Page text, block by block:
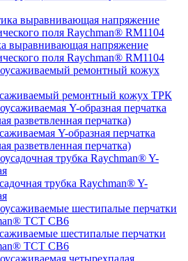
выравнивающая напряжение
поля Raychman® RM1104
ремонтный кожух ТРК
Y-образная перчатка
разветвленная перчатка)
трубка Raychman® Y-
шестипалые перчатки
ТСТ СВ6